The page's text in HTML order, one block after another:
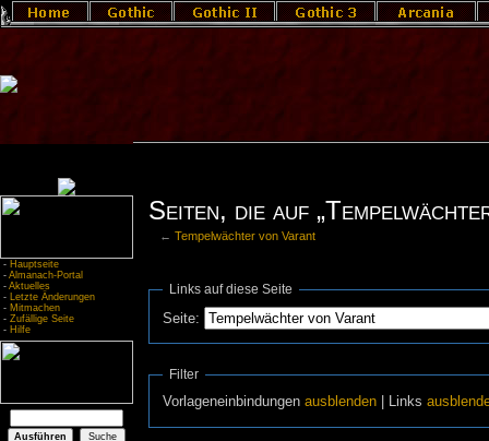
- Hauptseite
- Almanach-Portal
- Aktuelles
- Letzte Änderungen
- Mitmachen
- Zufällige Seite
- Hilfe
Seiten, die auf
←Tempelwächter von Varant
Links auf diese Seite
Seite:
Filter
Vorlageneinbindungenausblenden | Links